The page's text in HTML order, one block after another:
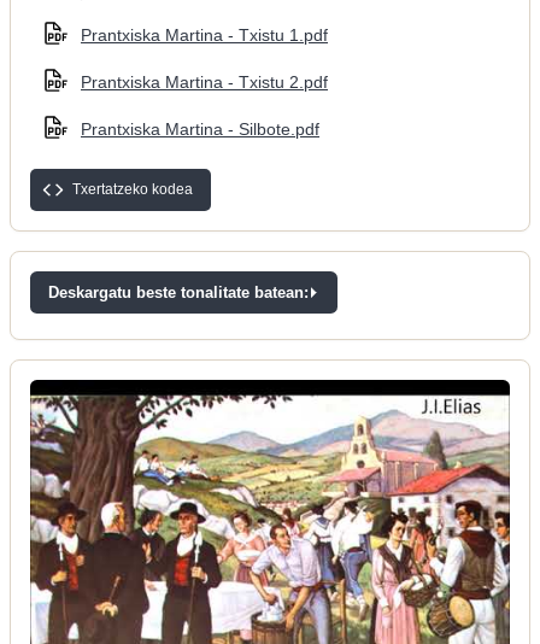
Prantxiska Martina - Txistu 1.pdf
Prantxiska Martina - Txistu 2.pdf
Prantxiska Martina - Silbote.pdf
Txertatzeko kodea
Deskargatu beste tonalitate batean: